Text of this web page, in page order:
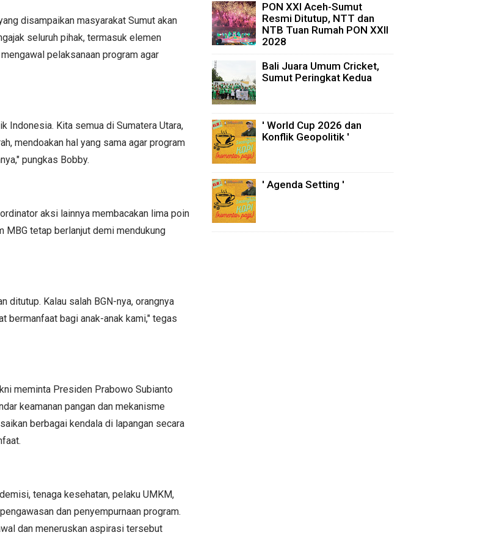
disampaikan masyarakat Sumut akan
seluruh pihak, termasuk elemen
pelaksanaan program agar
Indonesia. Kita semua di Sumatera Utara,
mendoakan hal yang sama agar program
pungkas Bobby.
aksi lainnya membacakan lima poin
tetap berlanjut demi mendukung
ditutup. Kalau salah BGN-nya, orangnya
bermanfaat bagi anak-anak kami," tegas
meminta Presiden Prabowo Subianto
keamanan pangan dan mekanisme
berbagai kendala di lapangan secara
tenaga kesehatan, pelaku UMKM,
dan penyempurnaan program.
dan meneruskan aspirasi tersebut
PON XXI Aceh-Sumut
Resmi Ditutup, NTT dan
NTB Tuan Rumah PON XXII
2028
Bali Juara Umum Cricket,
Sumut Peringkat Kedua
' World Cup 2026 dan
Konflik Geopolitik '
' Agenda Setting '